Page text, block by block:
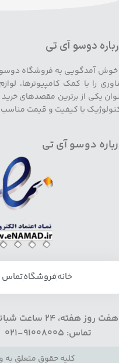
دوسو آی تی
خوش آمدگویی به فروشگاه دوسو
را با کمک کامپیوترها،
یکی از برترین مقصدهای خرید
با کیفیت و قیمت
دوسو آی تی
خانهفروشگاهتماس
هفت روز
تماس: 91008005-021 آدرس ایمیل:info@doosoo.ir
کلیه حقوق متعلق به